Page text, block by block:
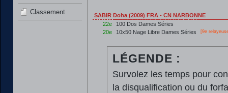
Classement
SABIR Doha (2009) FRA - CN NARBONNE
22e
100 Dos Dames Séries
20e
10x50 Nage Libre Dames Séries [9e
LÉGENDE :
Survolez les temps pour
la disqualification ou du